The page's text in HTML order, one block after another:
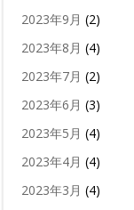
2023年9月 (2)
2023年8月 (4)
2023年7月 (2)
2023年6月 (3)
2023年5月 (4)
2023年4月 (4)
2023年3月 (4)